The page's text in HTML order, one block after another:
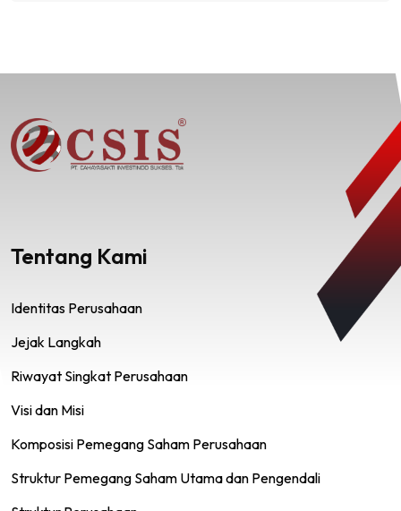
Tentang Kami
Identitas Perusahaan
Jejak Langkah
Riwayat Singkat Perusahaan
Visi dan Misi
Komposisi Pemegang Saham Perusahaan
Struktur Pemegang Saham Utama dan Pengendali